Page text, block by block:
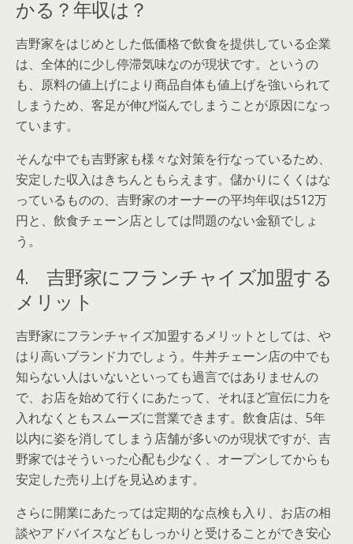
かる？年収は？
吉野家をはじめとした低価格で飲食を提供している企業
は、全体的に少し停滞気味なのが現状です。というの
も、原料の値上げにより商品自体も値上げを強いられて
しまうため、客足が伸び悩んでしまうことが原因になっ
ています。
そんな中でも吉野家も様々な対策を行なっているため、
安定した収入はきちんともらえます。儲かりにくくはな
っているものの、吉野家のオーナーの平均年収は512万
円と、飲食チェーン店としては問題のない金額でしょ
う。
4. 吉野家にフランチャイズ加盟する
メリット
吉野家にフランチャイズ加盟するメリットとしては、や
はり高いブランド力でしょう。牛丼チェーン店の中でも
知らない人はいないといっても過言ではありませんの
で、お店を始めて行くにあたって、それほど宣伝に力を
入れなくともスムーズに営業できます。飲食店は、5年
以内に姿を消してしまう店舗が多いのが現状ですが、吉
野家ではそういった心配も少なく、オープンしてからも
安定した売り上げを見込めます。
さらに開業にあたっては定期的な点検も入り、お店の相
談やアドバイスなどもしっかりと受けることができ安心